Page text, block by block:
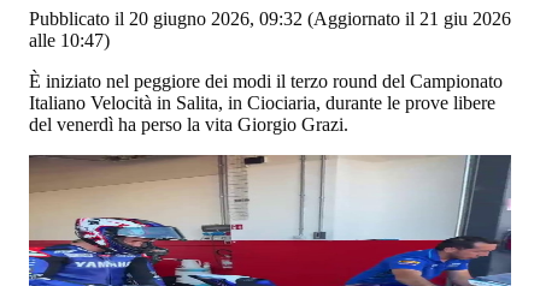
Pubblicato il 20 giugno 2026, 09:32 (Aggiornato il 21 giu 2026
alle 10:47)
È iniziato nel peggiore dei modi il terzo round del Campionato
Italiano Velocità in Salita, in Ciociaria, durante le prove libere
del venerdì ha perso la vita Giorgio Grazi.